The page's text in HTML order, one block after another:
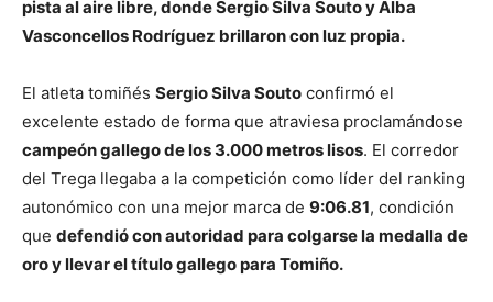
pista al aire libre, donde Sergio Silva Souto y Alba
Vasconcellos Rodríguez brillaron con luz propia.
El atleta tomiñés Sergio Silva Souto confirmó el
excelente estado de forma que atraviesa proclamándose
campeón gallego de los 3.000 metros lisos. El corredor
del Trega llegaba a la competición como líder del ranking
autonómico con una mejor marca de 9:06.81, condición
que defendió con autoridad para colgarse la medalla de
oro y llevar el título gallego para Tomiño.